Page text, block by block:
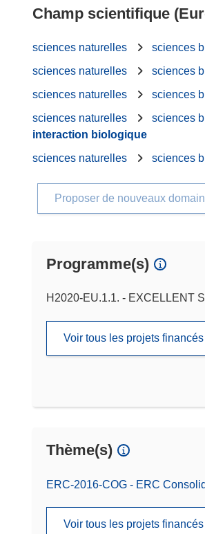
Champ scientifique
sciences naturelles sciences
sciences naturelles
sciences
sciences naturelles
sciences
sciences naturelles
sciences
interaction biologique
sciences naturelles
sciences
Proposer de nouveaux
Programme(s)
H2020-EU.1.1. - EXCELLENT
Voir tous les projets
Thème(s)
ERC-2016-COG - ERC
Voir tous les projets